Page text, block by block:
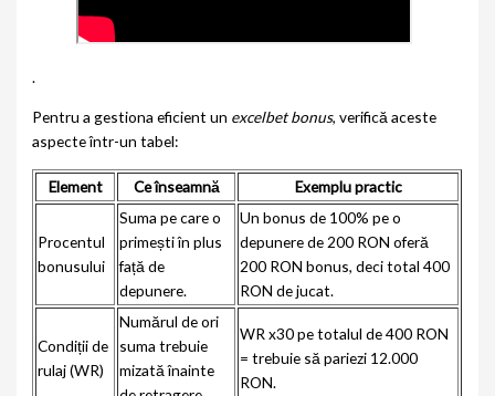
.
Pentru a gestiona eficient un excelbet bonus, verifică aceste
aspecte într-un tabel:
Element Ce înseamnă Exemplu practic
Procentul
bonusului
Suma pe care o
primești în plus
față de
depunere.
Un bonus de 100% pe o
depunere de 200 RON oferă
200 RON bonus, deci total 400
RON de jucat.
Condiții de
rulaj (WR)
Numărul de ori
suma trebuie
mizată înainte
WR x30 pe totalul de 400 RON
= trebuie să pariezi 12.000
RON.